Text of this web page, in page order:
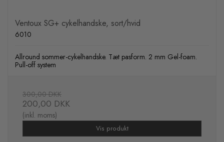
Ventoux SG+ cykelhandske, sort/hvid
6010
Allround sommer-cykelhandske. Tæt pasform. 2 mm Gel-foam.
Pull-off system
300,00 DKK
200,00 DKK
(inkl. moms)
Vis produkt